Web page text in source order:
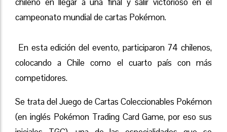
chileno en llegar a una final y salir victorioso en el
campeonato mundial de cartas Pokémon.
En esta edición del evento, participaron 74 chilenos,
colocando a Chile como el cuarto país con más
competidores.
Se trata del Juego de Cartas Coleccionables Pokémon
(en inglés Pokémon Trading Card Game, por eso sus